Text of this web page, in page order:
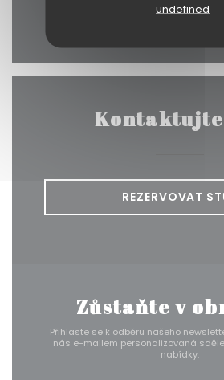
undefined
Kontaktujte
REZERVOVAT
Zůstaňte v
Přihlaste se k odběru našeho
nás e-mailem personalizovaná
nabídky.